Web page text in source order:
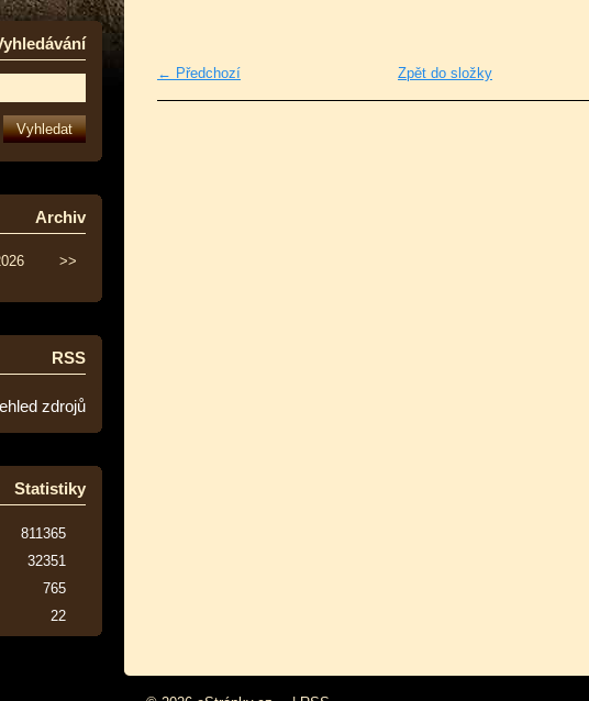
← Předchozí Zpět do složky
Archiv
>>
RSS
zdrojů
Statistiky
22
811365
32351
765